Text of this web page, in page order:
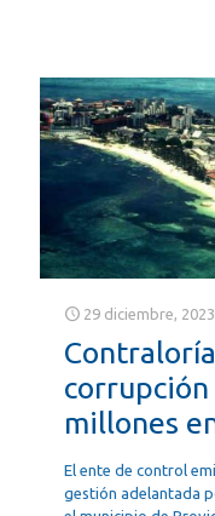
29 diciembre, 2023
millones
El ente de control
gestión adelantada